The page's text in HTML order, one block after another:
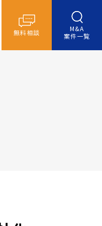
無料相談
M&A
案件一覧